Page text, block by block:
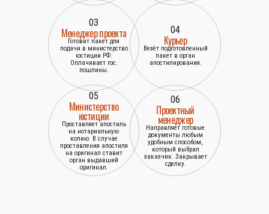
03
Менеджер проекта
Готовит пакет для
подачи в министерство
юстиции РФ.
Оплачивает гос.
пошлины.
04
Курьер
Везёт подготовленный
пакет в орган
апостилирования.
05
Министерство
юстиции
Проставляет апостиль
на нотариальную
копию. В случае
проставления апостиля
на оригинал ставит
орган выдавший
оригинал.
06
Проектный
менеджер
Направляет готовые
документы любым
удобным способом,
который выбрал
заказчик. Закрывает
сделку.